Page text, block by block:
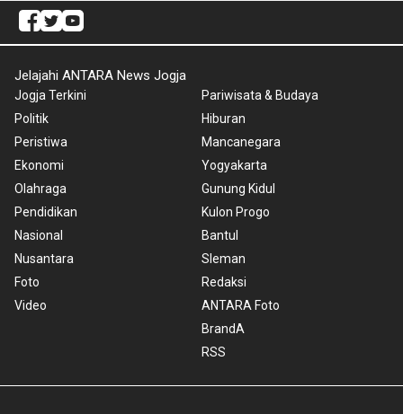
Jelajahi ANTARA News Jogja
Jogja Terkini
Politik
Peristiwa
Ekonomi
Olahraga
Pendidikan
Nasional
Nusantara
Foto
Video
Pariwisata & Budaya
Hiburan
Mancanegara
Yogyakarta
Gunung Kidul
Kulon Progo
Bantul
Sleman
Redaksi
ANTARA Foto
BrandA
RSS